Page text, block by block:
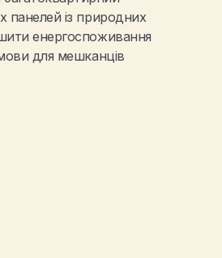
панелей із природних
енергоспоживання
для мешканців